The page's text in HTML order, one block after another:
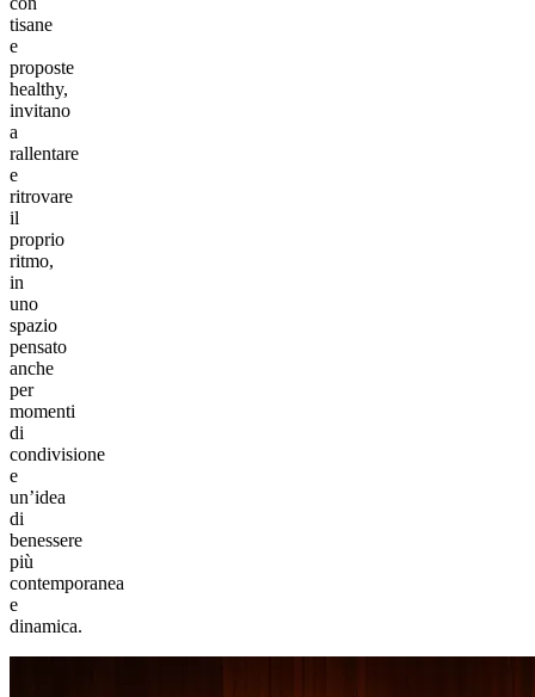
tisane
e
proposte
healthy,
invitano
a
rallentare
e
ritrovare
il
proprio
ritmo,
in
uno
spazio
pensato
anche
per
momenti
di
condivisione
e
un’idea
di
benessere
più
contemporanea
e
dinamica.